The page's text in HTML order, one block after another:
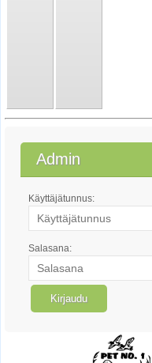
Admin
Käyttäjätunnus:
Salasana: